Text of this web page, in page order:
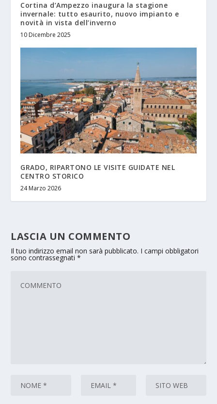
Cortina d’Ampezzo inaugura la stagione
invernale: tutto esaurito, nuovo impianto e
novità in vista dell’inverno
10 Dicembre 2025
GRADO, RIPARTONO LE VISITE GUIDATE NEL
CENTRO STORICO
24 Marzo 2026
LASCIA UN COMMENTO
Il tuo indirizzo email non sarà pubblicato. I campi obbligatori
sono contrassegnati*